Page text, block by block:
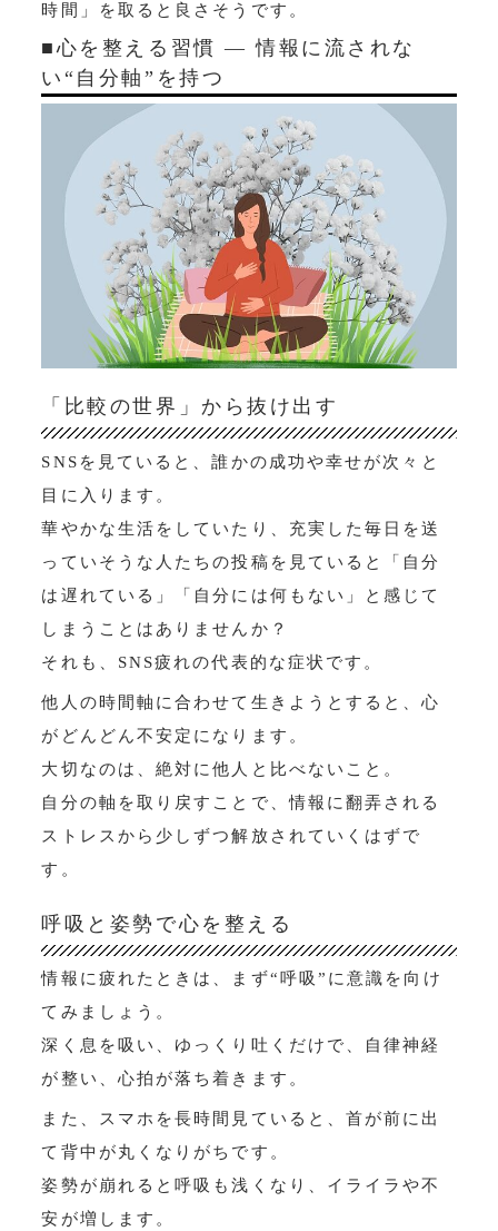
時間」を取ると良さそうです。
■心を整える習慣 ― 情報に流されな
い“自分軸”を持つ
「比較の世界」から抜け出す
SNSを見ていると、誰かの成功や幸せが次々と
目に入ります。
華やかな生活をしていたり、充実した毎日を送
っていそうな人たちの投稿を見ていると「自分
は遅れている」「自分には何もない」と感じて
しまうことはありませんか？
それも、SNS疲れの代表的な症状です。
他人の時間軸に合わせて生きようとすると、心
がどんどん不安定になります。
大切なのは、絶対に他人と比べないこと。
自分の軸を取り戻すことで、情報に翻弄される
ストレスから少しずつ解放されていくはずで
す。
呼吸と姿勢で心を整える
情報に疲れたときは、まず“呼吸”に意識を向け
てみましょう。
深く息を吸い、ゆっくり吐くだけで、自律神経
が整い、心拍が落ち着きます。
また、スマホを長時間見ていると、首が前に出
て背中が丸くなりがちです。
姿勢が崩れると呼吸も浅くなり、イライラや不
安が増します。